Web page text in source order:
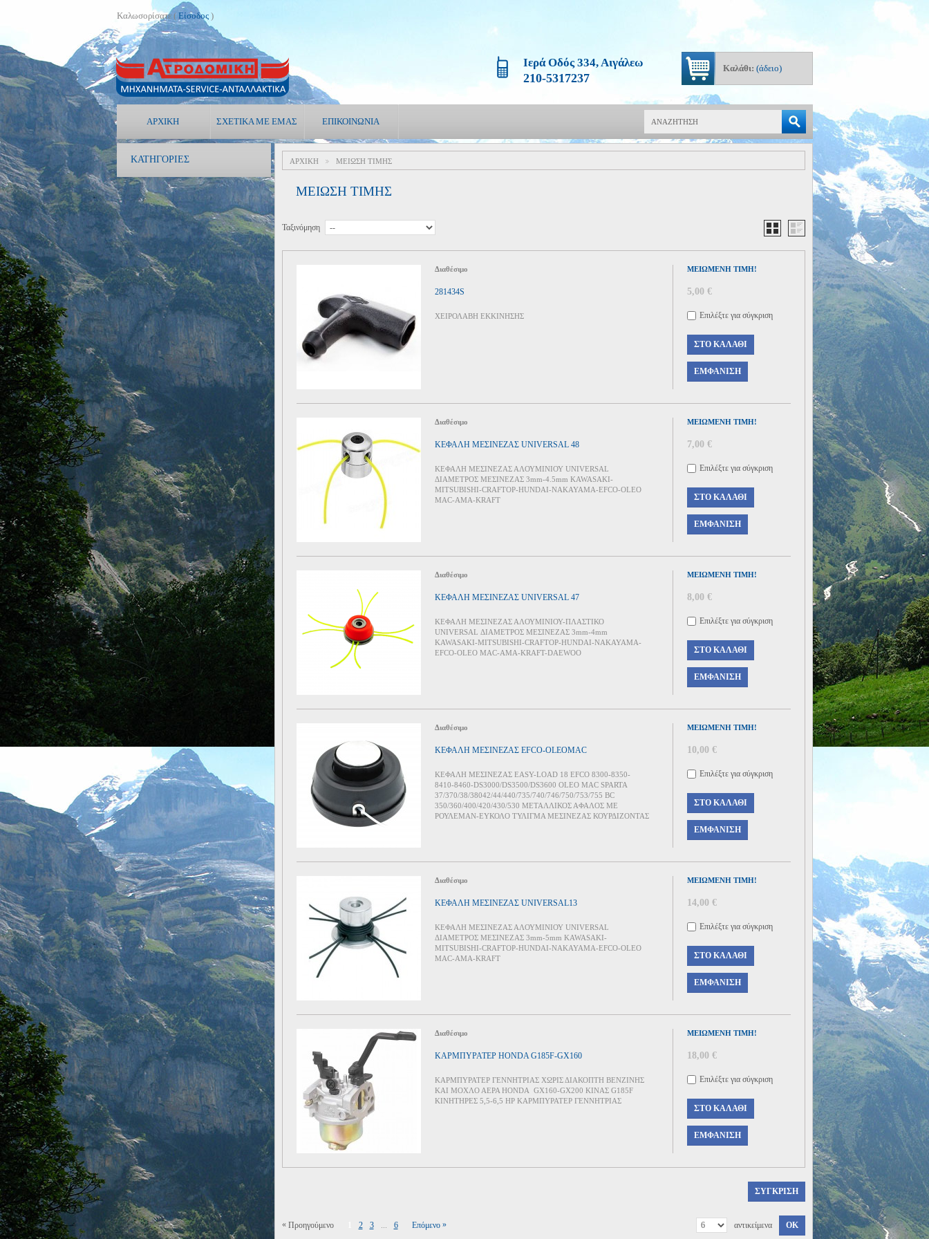
Ιερά Οδός 334, Αιγάλεω
210-5317237
Αναζήτηση
Καλωσορίσατε ( Είσοδος)
Καλάθι: (άδειο)
ΑΡΧΙΚΉ ΣΧΕΤΙΚΆ ΜΕ ΕΜΆΣ ΕΠΙΚΟΙΝΩΝΊΑ
ΚΑΤΗΓΟΡΊΕΣ
ΑΡΧΙΚΉ
>
ΜΕΊΩΣΗ ΤΙΜΉΣ
ΜΕΊΩΣΗ ΤΙΜΉΣ
Ταξινόμηση
Διαθέσιμο
281434S
ΧΕΙΡΟΛΑΒΗ ΕΚΚΙΝΗΣΗΣ
ΜΕΙΩΜΈΝΗ ΤΙΜΉ!
5,00 €
Επιλέξτε για σύγκριση
ΣΤΟ ΚΑΛΆΘΙ
ΕΜΦΆΝΙΣΗ
Διαθέσιμο
ΚΕΦΑΛΗ ΜΕΣΙΝΕΖΑΣ UNIVERSAL 48
ΚΕΦΑΛΗ ΜΕΣΙΝΕΖΑΣ ΑΛΟΥΜΙΝΙΟΥ UNIVERSAL
ΔΙΑΜΕΤΡΟΣ ΜΕΣΙΝΕΖΑΣ 3mm-4.5mm KAWASAKI-
MITSUBISHI-CRAFTOP-HUNDAI-NAKAYAMA-EFCO-OLEO
MAC-AMA-KRAFT
ΜΕΙΩΜΈΝΗ ΤΙΜΉ!
7,00 €
Επιλέξτε για σύγκριση
ΣΤΟ ΚΑΛΆΘΙ
ΕΜΦΆΝΙΣΗ
Διαθέσιμο
ΚΕΦΑΛΗ ΜΕΣΙΝΕΖΑΣ UNIVERSAL 47
ΚΕΦΑΛΗ ΜΕΣΙΝΕΖΑΣ ΑΛΟΥΜΙΝΙΟΥ-ΠΛΑΣΤΙΚΟ
UNIVERSAL ΔΙΑΜΕΤΡΟΣ ΜΕΣΙΝΕΖΑΣ 3mm-4mm
KAWASAKI-MITSUBISHI-CRAFTOP-HUNDAI-NAKAYAMA-
EFCO-OLEO MAC-AMA-KRAFT-DAEWOO
ΜΕΙΩΜΈΝΗ ΤΙΜΉ!
8,00 €
Επιλέξτε για σύγκριση
ΣΤΟ ΚΑΛΆΘΙ
ΕΜΦΆΝΙΣΗ
Διαθέσιμο
ΚΕΦΑΛΗ ΜΕΣΙΝΕΖΑΣ EFCO-OLEOMAC
ΚΕΦΑΛΗ ΜΕΣΙΝΕΖΑΣ EASY-LOAD 18 EFCO 8300-8350-
8410-8460-DS3000/DS3500/DS3600 OLEO MAC SPARTA
37/370/38/38042/44/440/735/740/746/750/753/755 BC
350/360/400/420/430/530 ΜΕΤΑΛΛΙΚΟΣ ΑΦΑΛΟΣ ΜΕ
ΡΟΥΛΕΜΑΝ-ΕΥΚΟΛΟ ΤΥΛΙΓΜΑ ΜΕΣΙΝΕΖΑΣ ΚΟΥΡΔΙΖΟΝΤΑΣ
ΜΕΙΩΜΈΝΗ ΤΙΜΉ!
10,00 €
Επιλέξτε για σύγκριση
ΣΤΟ ΚΑΛΆΘΙ
ΕΜΦΆΝΙΣΗ
Διαθέσιμο
ΚΕΦΑΛΗ ΜΕΣΙΝΕΖΑΣ UNIVERSAL13
ΚΕΦΑΛΗ ΜΕΣΙΝΕΖΑΣ ΑΛΟΥΜΙΝΙΟΥ UNIVERSAL
ΔΙΑΜΕΤΡΟΣ ΜΕΣΙΝΕΖΑΣ 3mm-5mm KAWASAKI-
MITSUBISHI-CRAFTOP-HUNDAI-NAKAYAMA-EFCO-OLEO
MAC-AMA-KRAFT
ΜΕΙΩΜΈΝΗ ΤΙΜΉ!
14,00 €
Επιλέξτε για σύγκριση
ΣΤΟ ΚΑΛΆΘΙ
ΕΜΦΆΝΙΣΗ
Διαθέσιμο
ΚΑΡΜΠΥΡΑΤΕΡ HONDA G185F-GX160
ΚΑΡΜΠΥΡΑΤΕΡ ΓΕΝΝΗΤΡΙΑΣ ΧΩΡΙΣ ΔΙΑΚΟΠΤΗ ΒΕΝΖΙΝΗΣ
ΚΑΙ ΜΟΧΛΟ ΑΕΡΑ HONDA GX160-GX200 ΚΙΝΑΣ G185F
ΚΙΝΗΤΗΡΕΣ 5,5-6,5 HP ΚΑΡΜΠΥΡΑΤΕΡ ΓΕΝΝΗΤΡΙΑΣ
ΜΕΙΩΜΈΝΗ ΤΙΜΉ!
18,00 €
Επιλέξτε για σύγκριση
ΣΤΟ ΚΑΛΆΘΙ
ΕΜΦΆΝΙΣΗ
« Προηγούμενο 2 3 ... 6 Επόμενο» ΟΚ
αντικείμενα